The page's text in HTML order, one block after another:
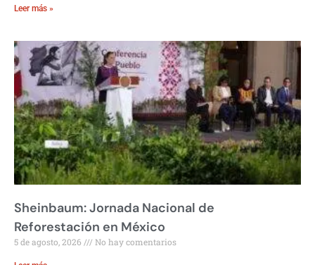
Leer más »
Sheinbaum: Jornada Nacional de
Reforestación en México
5 de agosto, 2026 No hay comentarios